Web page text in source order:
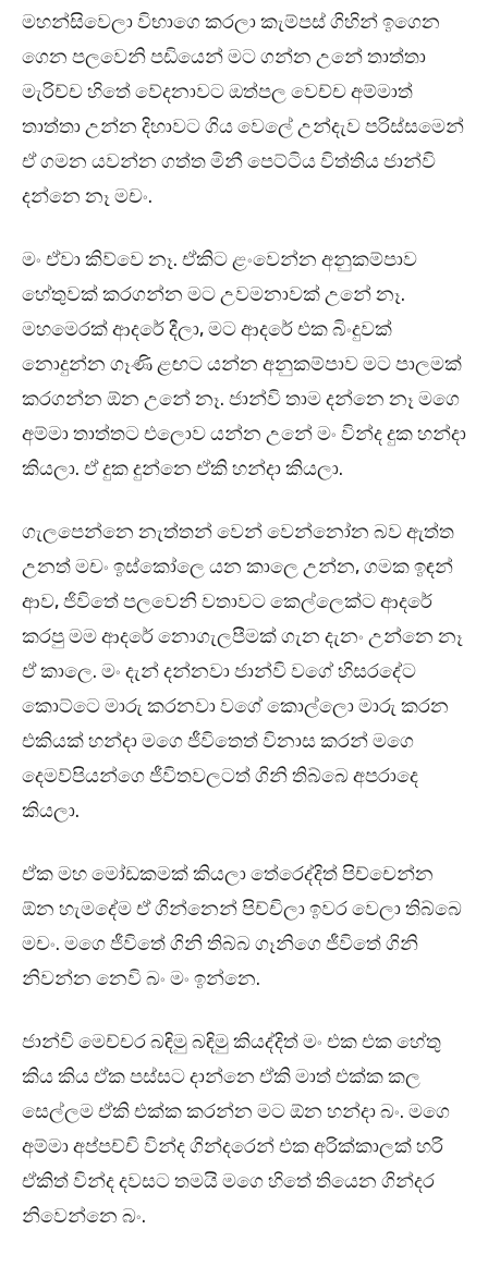
මහන්සිවෙලා විභාගෙ කරලා කැම්පස් ගිහින් ඉගෙන
ගෙන පලවෙනි පඩියෙන් මට ගන්න උනේ තාත්තා
මැරිච්ච හිතේ වේදනාවට ඔත්පල වෙච්ච අම්මාත්
තාත්තා උන්න දිහාවට ගිය වෙලේ උන්දැව පරිස්සමෙන්
ඒ ගමන යවන්න ගත්ත මිනී පෙට්ටිය විත්තිය ජාන්වි
දන්නෙ නෑ මචං.
මං ඒවා කිව්වෙ නෑ. ඒකිට ළංවෙන්න අනුකම්පාව
හේතුවක් කරගන්න මට උවමනාවක් උනේ නෑ.
මහමෙරක් ආදරේ දීලා, මට ආදරේ එක බිංදුවක්
නොදුන්න ගෑණි ළඟට යන්න අනුකම්පාව මට පාලමක්
කරගන්න ඕන උනේ නෑ. ජාන්වි තාම දන්නෙ නෑ මගෙ
අම්මා තාත්තට එලොව යන්න උනේ මං වින්ද දුක හන්දා
කියලා. ඒ දුක දුන්නෙ ඒකි හන්දා කියලා.
ගැලපෙන්නෙ නැත්තන් වෙන් වෙන්නෝන බව ඇත්ත
උනත් මචං ඉස්කෝලෙ යන කාලෙ උන්න, ගමක ඉඳන්
ආව, ජිවිතේ පලවෙනි වතාවට කෙල්ලෙක්ට ආදරේ
කරපු මම ආදරේ නොගැලපීමක් ගැන දැනං උන්නෙ නෑ
ඒ කාලෙ. මං දැන් දන්නවා ජාන්වි වගේ හිසරදේට
කොට්ටෙ මාරු කරනවා වගේ කොල්ලො මාරු කරන
එකියක් හන්දා මගෙ ජීවිතෙත් විනාස කරන් මගෙ
දෙමව්පියන්ගෙ ජීවිතවලටත් ගිනි තිබ්බෙ අපරාදෙ
කියලා.
ඒක මහ මෝඩකමක් කියලා තේරෙද්දිත් පිච්චෙන්න
ඕන හැමදේම ඒ ගින්නෙන් පිච්චිලා ඉවර වෙලා තිබ්බෙ
මචං. මගෙ ජීවිතේ ගිනි තිබ්බ ගෑනිගෙ ජීවිතේ ගිනි
නිවන්න නෙවි බං මං ඉන්නෙ.
ජාන්වි මෙච්චර බඳිමු බඳිමු කියද්දිත් මං එක එක හේතු
කිය කිය ඒක පස්සට දාන්නෙ ඒකි මාත් එක්ක කල
සෙල්ලම ඒකි එක්ක කරන්න මට ඕන හන්දා බං. මගෙ
අම්මා අප්පච්චි වින්ද ගින්දරෙන් එක අරික්කාලක් හරි
ඒකිත් වින්ද දවසට තමයි මගෙ හිතේ තියෙන ගින්දර
නිවෙන්නෙ බං.